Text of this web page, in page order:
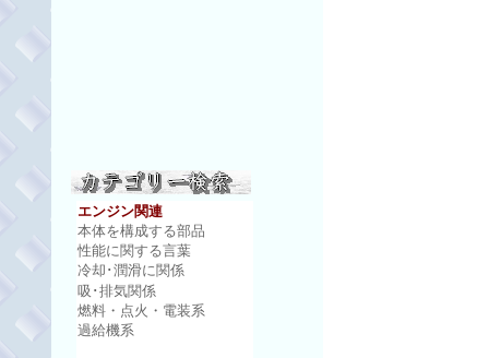
エンジン関連
本体を構成する部品
性能に関する言葉
冷却･潤滑に関係
吸･排気関係
燃料・点火・電装系
過給機系